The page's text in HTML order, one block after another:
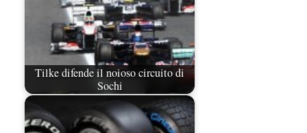
Tilke difende il noioso circuito di
Sochi